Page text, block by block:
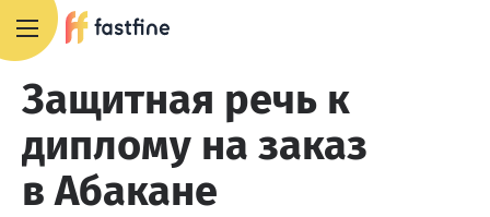
Защитная речь к
диплому на заказ
в Абакане